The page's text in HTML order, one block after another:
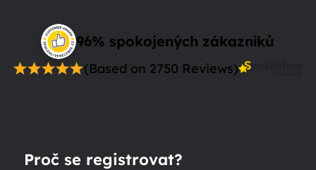
96% spokojených zákazníků
(Based on 2750 Reviews)
Proč se registrovat?